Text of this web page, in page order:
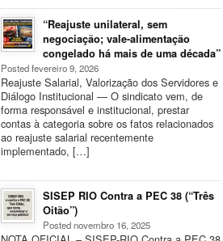
“Reajuste unilateral, sem
negociação; vale-alimentação
congelado há mais de uma década”
Posted fevereiro 9, 2026
Reajuste Salarial, Valorização dos Servidores e
Diálogo Institucional — O sindicato vem, de
forma responsável e institucional, prestar
contas à categoria sobre os fatos relacionados
ao reajuste salarial recentemente
implementado, […]
SISEP RIO Contra a PEC 38 (“Três
Oitão”)
Posted novembro 16, 2025